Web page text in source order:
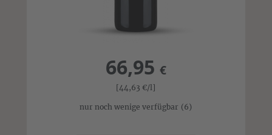
66,95 €
[44,63€/l]
nur noch wenige verfügbar (6)